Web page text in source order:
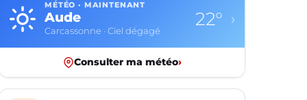
MÉTÉO · MAINTENANT
Aude
Carcassonne · Ciel dégagé
22° ›
Consulter ma météo›